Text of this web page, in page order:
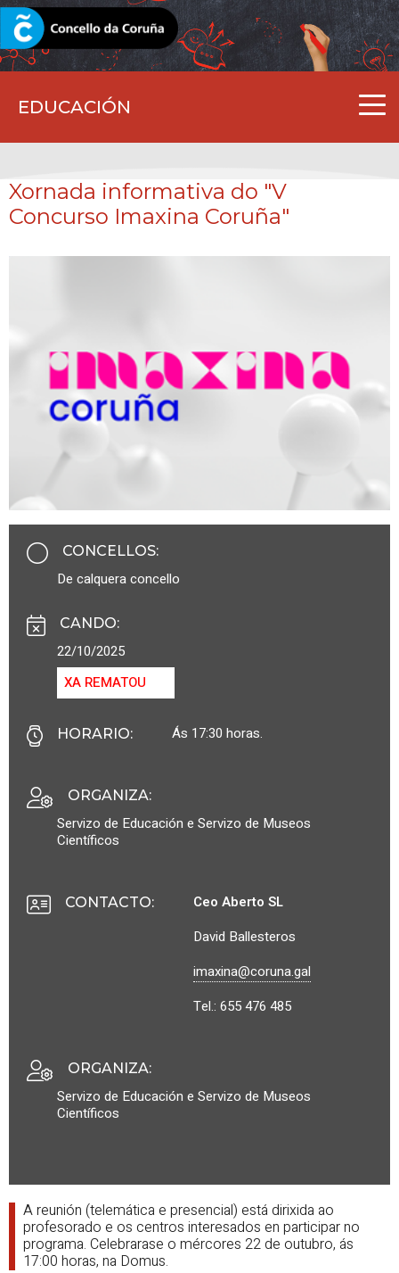
EDUCACIÓN
CORUNA.GAL
Xornada informativa do "V
Concurso Imaxina Coruña"
CONCELLOS:
De calquera concello
CANDO:
22/10/2025
XA REMATOU
HORARIO: Ás 17:30 horas.
ORGANIZA:
Servizo de Educación e Servizo de Museos
Científicos
CONTACTO:
Ceo Aberto SL
David Ballesteros
imaxina@coruna.gal
Tel.: 655 476 485
ORGANIZA:
Servizo de Educación e Servizo de Museos
Científicos
A reunión (telemática e presencial) está dirixida ao
profesorado e os centros interesados en participar no
programa. Celebrarase o mércores 22 de outubro, ás
17:00 horas, na Domus.